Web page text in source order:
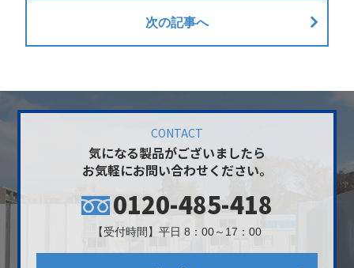
次の記事へ
CONTACT
気になる製品がございましたら
お気軽にお問い合わせください。
0120-485-418
【受付時間】平日 8：00～17：00